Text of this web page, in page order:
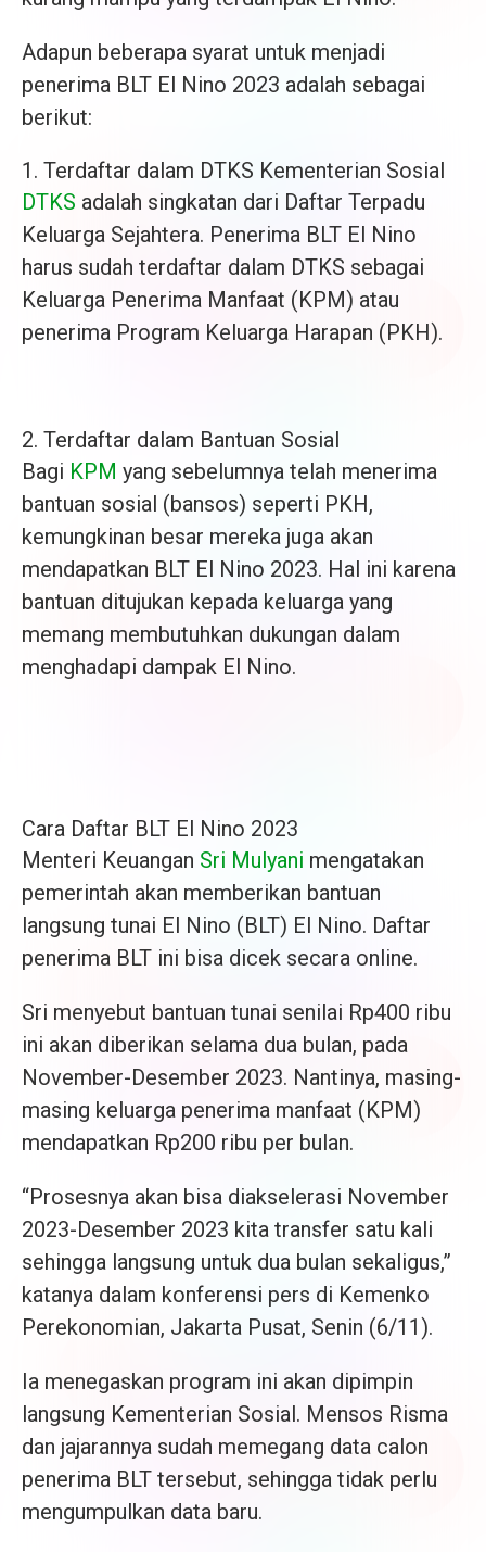
Adapun beberapa syarat untuk menjadi
penerima BLT El Nino 2023 adalah sebagai
berikut:
1. Terdaftar dalam DTKS Kementerian Sosial
DTKS adalah singkatan dari Daftar Terpadu
Keluarga Sejahtera. Penerima BLT El Nino
harus sudah terdaftar dalam DTKS sebagai
Keluarga Penerima Manfaat (KPM) atau
penerima Program Keluarga Harapan (PKH).
2. Terdaftar dalam Bantuan Sosial
Bagi KPM yang sebelumnya telah menerima
bantuan sosial (bansos) seperti PKH,
kemungkinan besar mereka juga akan
mendapatkan BLT El Nino 2023. Hal ini karena
bantuan ditujukan kepada keluarga yang
memang membutuhkan dukungan dalam
menghadapi dampak El Nino.
Cara Daftar BLT El Nino 2023
Menteri Keuangan Sri Mulyani mengatakan
pemerintah akan memberikan bantuan
langsung tunai El Nino (BLT) El Nino. Daftar
penerima BLT ini bisa dicek secara online.
Sri menyebut bantuan tunai senilai Rp400 ribu
ini akan diberikan selama dua bulan, pada
November-Desember 2023. Nantinya, masing-
masing keluarga penerima manfaat (KPM)
mendapatkan Rp200 ribu per bulan.
“Prosesnya akan bisa diakselerasi November
2023-Desember 2023 kita transfer satu kali
sehingga langsung untuk dua bulan sekaligus,”
katanya dalam konferensi pers di Kemenko
Perekonomian, Jakarta Pusat, Senin (6/11).
Ia menegaskan program ini akan dipimpin
langsung Kementerian Sosial. Mensos Risma
dan jajarannya sudah memegang data calon
penerima BLT tersebut, sehingga tidak perlu
mengumpulkan data baru.